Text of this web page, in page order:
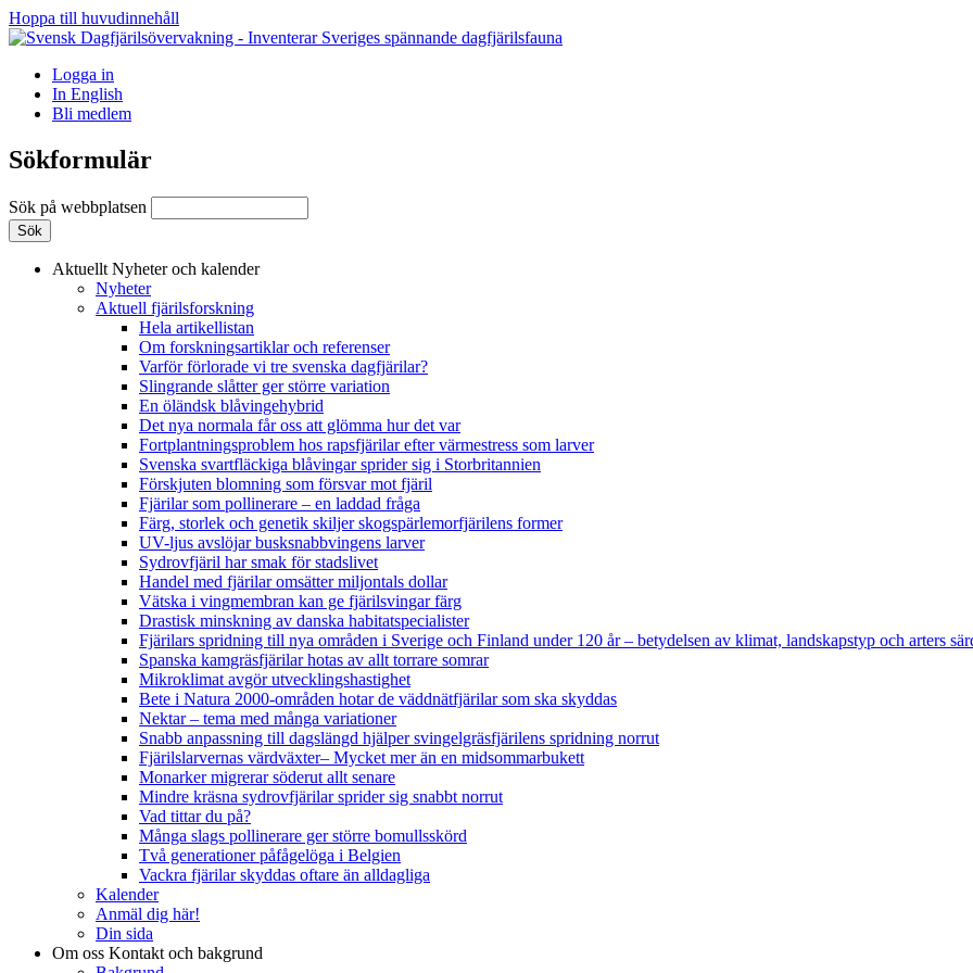
Hoppa till huvudinnehåll
Logga in
In English
Bli medlem
Sökformulär
Sök på webbplatsen
Aktuellt Nyheter och kalender
Nyheter
Aktuell fjärilsforskning
Hela artikellistan
Om forskningsartiklar och referenser
Varför förlorade vi tre svenska dagfjärilar?
Slingrande slåtter ger större variation
En öländsk blåvingehybrid
Det nya normala får oss att glömma hur det var
Fortplantningsproblem hos rapsfjärilar efter värmestress som larver
Svenska svartfläckiga blåvingar sprider sig i Storbritannien
Förskjuten blomning som försvar mot fjäril
Fjärilar som pollinerare – en laddad fråga
Färg, storlek och genetik skiljer skogspärlemorfjärilens former
UV-ljus avslöjar busksnabbvingens larver
Sydrovfjäril har smak för stadslivet
Handel med fjärilar omsätter miljontals dollar
Vätska i vingmembran kan ge fjärilsvingar färg
Drastisk minskning av danska habitatspecialister
Fjärilars spridning till nya områden i Sverige och Finland under 120 år– betydelsen av klimat, landskapstyp och arters
Spanska kamgräsfjärilar hotas av allt torrare somrar
Mikroklimat avgör utvecklingshastighet
Bete i Natura 2000-områden hotar de väddnätfjärilar som ska skyddas
Nektar – tema med många variationer
Snabb anpassning till dagslängd hjälper svingelgräsfjärilens spridning norrut
Fjärilslarvernas värdväxter– Mycket mer än en midsommarbukett
Monarker migrerar söderut allt senare
Mindre kräsna sydrovfjärilar sprider sig snabbt norrut
Vad tittar du på?
Många slags pollinerare ger större bomullsskörd
Två generationer påfågelöga i Belgien
Vackra fjärilar skyddas oftare än alldagliga
Kalender
Anmäl dig här!
Din sida
Om oss Kontakt och bakgrund